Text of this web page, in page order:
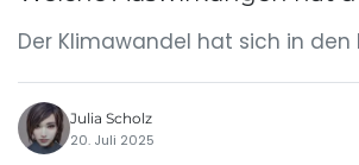
Der Klimawandel hat sich in
Julia Scholz
20. Juli 2025